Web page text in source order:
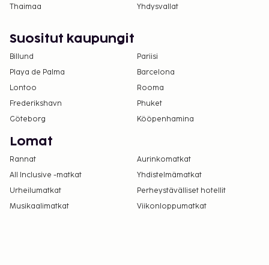
Thaimaa
Yhdysvallat
Suositut kaupungit
Billund
Pariisi
Playa de Palma
Barcelona
Lontoo
Rooma
Frederikshavn
Phuket
Göteborg
Kööpenhamina
Lomat
Rannat
Aurinkomatkat
All Inclusive -matkat
Yhdistelmämatkat
Urheilumatkat
Perheystävälliset hotellit
Musikaalimatkat
Viikonloppumatkat